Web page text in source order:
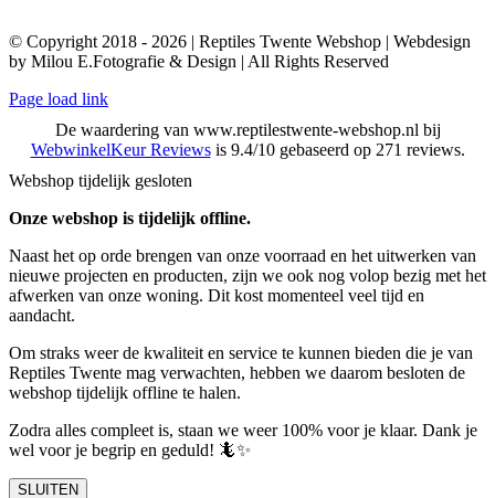
© Copyright 2018 - 2026 | Reptiles Twente Webshop | Webdesign
by Milou E.Fotografie & Design | All Rights Reserved
Page load link
De waardering van www.reptilestwente-webshop.nl bij
WebwinkelKeur Reviewsis 9.4/10 gebaseerd op 271 reviews.
Webshop tijdelijk gesloten
Onze webshop is tijdelijk offline.
Naast het op orde brengen van onze voorraad en het uitwerken van
nieuwe projecten en producten, zijn we ook nog volop bezig met het
afwerken van onze woning. Dit kost momenteel veel tijd en
aandacht.
Om straks weer de kwaliteit en service te kunnen bieden die je van
Reptiles Twente mag verwachten, hebben we daarom besloten de
webshop tijdelijk offline te halen.
Zodra alles compleet is, staan we weer 100% voor je klaar. Dank je
wel voor je begrip en geduld! 🦎✨
SLUITEN